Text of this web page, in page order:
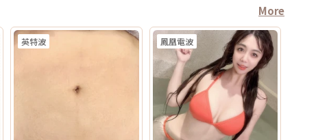
More
英特波 鳳凰電波